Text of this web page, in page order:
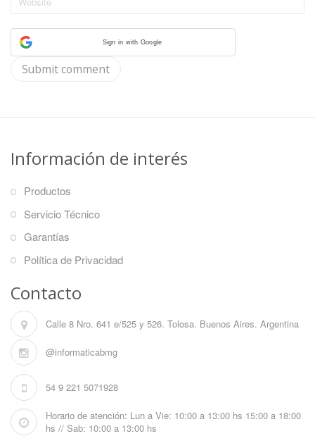
Sign in with Google
Información de interés
Productos
Servicio Técnico
Garantías
Política de Privacidad
Contacto
Calle 8 Nro. 641 e/525 y 526. Tolosa. Buenos Aires. Argentina
@informaticabmg
54 9 221 5071928
Horario de atención: Lun a Vie: 10:00 a 13:00 hs 15:00 a 18:00
hs // Sab: 10:00 a 13:00 hs